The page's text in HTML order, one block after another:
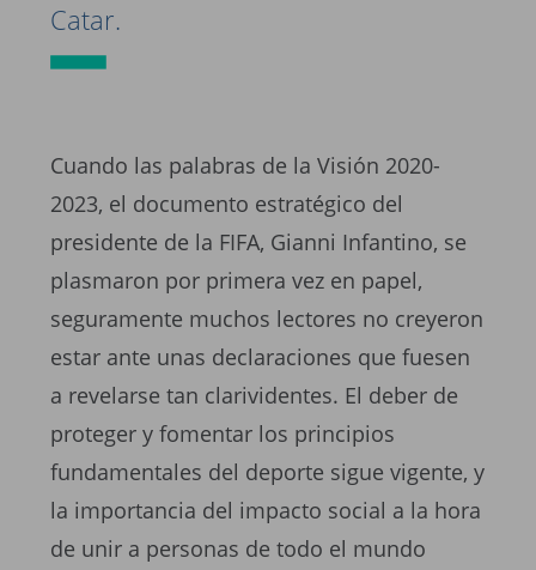
Catar.
Cuando las palabras de la Visión 2020-
2023, el documento estratégico del
presidente de la FIFA, Gianni Infantino, se
plasmaron por primera vez en papel,
seguramente muchos lectores no creyeron
estar ante unas declaraciones que fuesen
a revelarse tan clarividentes. El deber de
proteger y fomentar los principios
fundamentales del deporte sigue vigente, y
la importancia del impacto social a la hora
de unir a personas de todo el mundo